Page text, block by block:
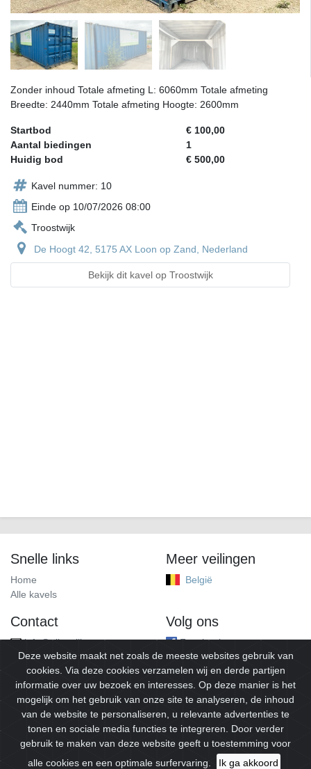
Zonder inhoud Totale afmeting L: 6060mm Totale afmeting
Breedte: 2440mm Totale afmeting Hoogte: 2600mm
Startbod
€ 100,00
Aantal biedingen
1
Huidig bod
€ 500,00
Kavel nummer: 10
Einde op 10/07/2026 08:00
Troostwijk
De Hoogt 42, 5175 AX Loon op Zand, Nederland
Bekijk dit kavel op Troostwijk
Snelle links
Home
Alle kavels
Meer veilingen
België
Contact
info@alleveilingen.net
Volg ons
Facebook
© 2026Alleveilingen.Alle rechten voorbehouden.
Deze website maakt net zoals de meeste websites gebruik van
cookies. Via deze cookies verzamelen wij en derde partijen
informatie over uw bezoek en interesses. Op deze manier is het
mogelijk om het gebruik van onze site te analyseren, de inhoud
van de website te personaliseren, u relevante advertenties te
tonen en sociale media functies te integreren. Door verder
gebruik te maken van deze website geeft u toestemming voor
alle cookies en een optimale surfervaring.
Ik ga akkoord